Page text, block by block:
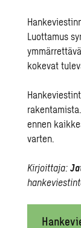
Luottamus
kokevat
ennen
varten.
Kirjoittaja: